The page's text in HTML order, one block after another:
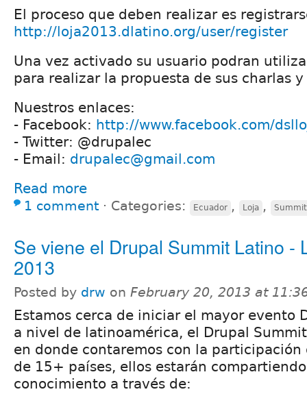
El proceso que deben realizar es
http://loja2013.dlatino.org/user/register
Una vez activado su usuario podran
para realizar la propuesta de sus charlas
Nuestros enlaces:
- Facebook: http://www.facebook.com/
- Twitter: @drupalec
- Email: drupalec@gmail.com
Read more
1 comment ⋅ Categories: Ecuador , Loja , Summit
Se viene el Drupal Summit Latino -
2013
Posted by drw on February 20, 2013 at
Estamos cerca de iniciar el mayor evento
a nivel de latinoamérica, el Drupal
en donde contaremos con la participación
de 15+ países, ellos estarán
conocimiento a través de: